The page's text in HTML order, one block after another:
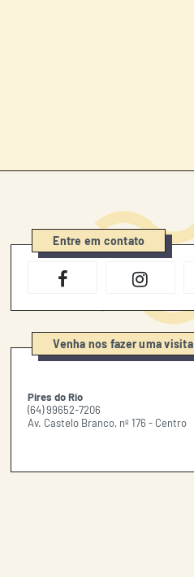
Entre em contato
Venha nos fazer uma visita
Pires do Rio
(64) 99652-7206
Av. Castelo Branco, nº 176 - Centro